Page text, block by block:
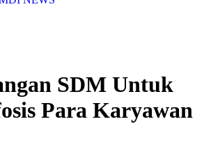
SDM Untuk
Para Karyawan